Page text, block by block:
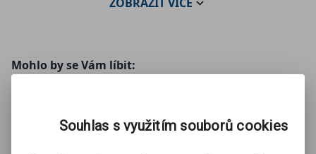
v Maine se svým manželem a čtyřmi syny.
Mohlo by se Vám líbit:
Souhlas s využitím souborů cookies